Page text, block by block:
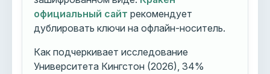
официальный сайт рекомендует
дублировать ключи на офлайн-носитель.
Как подчеркивает исследование
Университета Кингстон (2026), 34%